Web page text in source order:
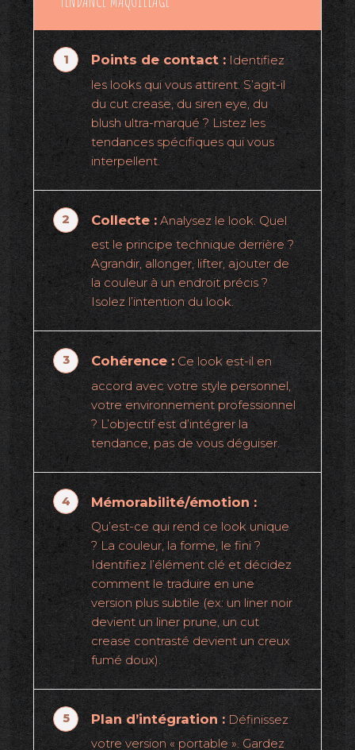
Points de contact :Identifiez
les looks qui vous attirent. S’agit-il
du cut crease, du siren eye, du
blush ultra-marqué ? Listez les
tendances spécifiques qui vous
interpellent.
Collecte : Analysez le look. Quel
est le principe technique derrière ?
Agrandir, allonger, lifter, ajouter de
la couleur à un endroit précis ?
Isolez l’intention du look.
Cohérence : Ce look est-il en
accord avec votre style personnel,
votre environnement professionnel
? L’objectif est d’intégrer la
tendance, pas de vous déguiser.
Mémorabilité/émotion :
Qu’est-ce qui rend ce look unique
? La couleur, la forme, le fini ?
Identifiez l’élément clé et décidez
comment le traduire en une
version plus subtile (ex: un liner noir
devient un liner prune, un cut
crease contrasté devient un creux
fumé doux).
Plan d’intégration :Définissez
votre version « portable ». Gardez